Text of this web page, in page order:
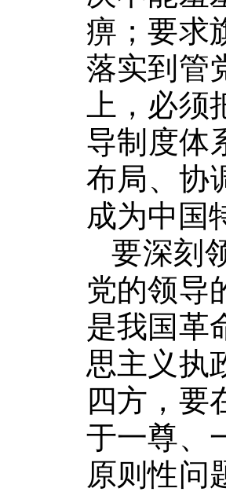
痹；要求
落实到管
上，必
导制度体
布局、协
成为中国
要深刻
党的领导
是我国革
思主义执
四方，要
于一尊、
原则性问